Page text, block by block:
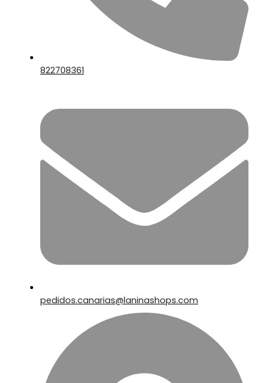
822708361
pedidos.canarias@laninashops.com